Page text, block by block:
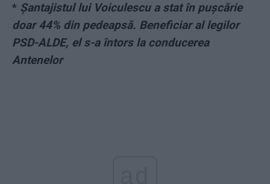
* Șantajistul lui Voiculescu a stat în pușcărie
doar 44% din pedeapsă. Beneficiar al legilor
PSD-ALDE, el s-a întors la conducerea
Antenelor